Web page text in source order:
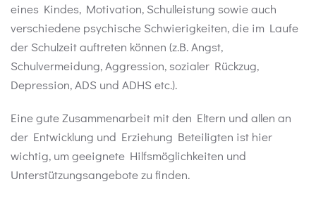
eines Kindes, Motivation, Schulleistung sowie auch
verschiedene psychische Schwierigkeiten, die im Laufe
der Schulzeit auftreten können (z.B. Angst,
Schulvermeidung, Aggression, sozialer Rückzug,
Depression, ADS und ADHS etc.).
Eine gute Zusammenarbeit mit den Eltern und allen an
der Entwicklung und Erziehung Beteiligten ist hier
wichtig, um geeignete Hilfsmöglichkeiten und
Unterstützungsangebote zu finden.